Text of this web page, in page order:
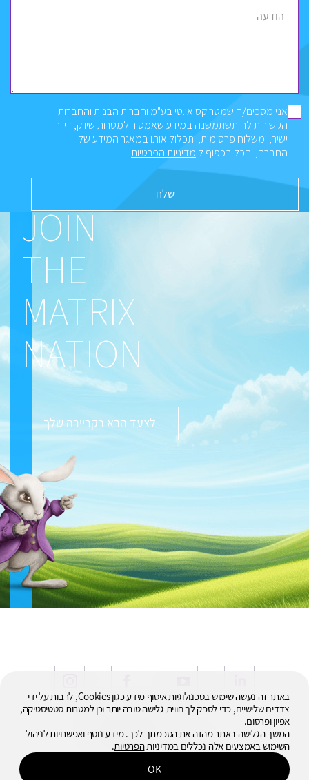
הודעה
אני מסכים/ה שמטריקס אי.טי בע"מ וחברות הבנות והחברות
הקשורות לה תשתמשנה במידע שאמסור למטרות שיווק, דיוור
ישיר, ומשלוח פרסומות, ותכלול אותו במאגר המידע של
החברה, והכל בכפוף ל מדיניות הפרטיות
JOIN
THE
MATRIX
NATION
לצעד הבא בקריירה שלך
באתר זה נעשה שימוש בטכנולוגיות איסוף מידע כגון Cookies, לרבות על ידי
צדדים שלישיים, כדי לספק לך חווית גלישה טובה יותר וכן למטרות סטטיסטיקה,
אפיון ופרסום.
המשך הגלישה באתר מהווה את הסכמתך לכך. מידע נוסף ואפשרויות לניהול
השימוש באמצעים אלה נכללים במדיניותהפרטיות.
OK
כל הזכויות שמורות © 2026